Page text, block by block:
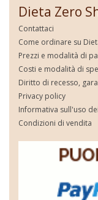
Dieta Zero
Contattaci
Come ordinare su
Prezzi e modalità di
Costi e modalità di
Diritto di recesso,
Privacy policy
Informativa sull'uso
Condizioni di vendita